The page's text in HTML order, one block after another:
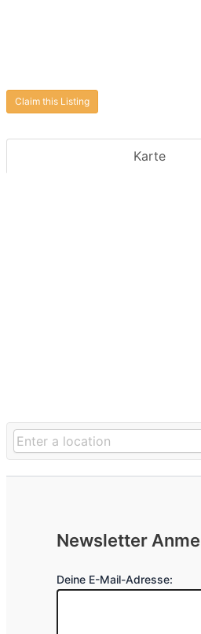
Claim this Listing
Karte
Newsletter
Deine E-Mail-Adresse: